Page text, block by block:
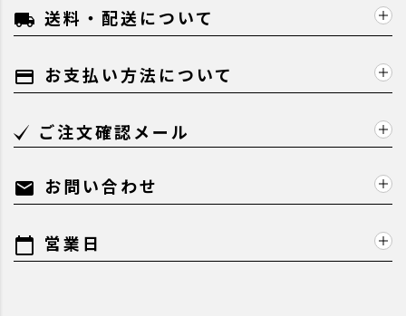
local_shipping 送料・配送について
payment お支払い方法について
ご注文確認メール
mail お問い合わせ
calendar_today 営業日